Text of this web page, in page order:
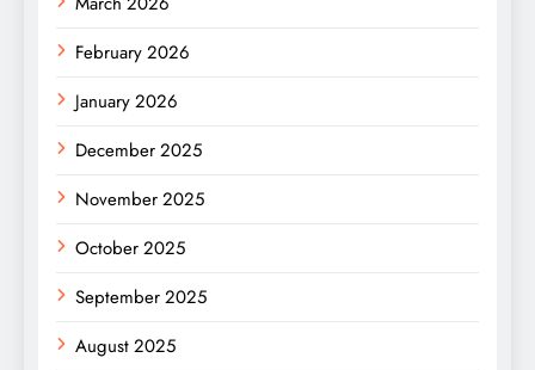
February 2026
January 2026
December 2025
November 2025
October 2025
September 2025
August 2025